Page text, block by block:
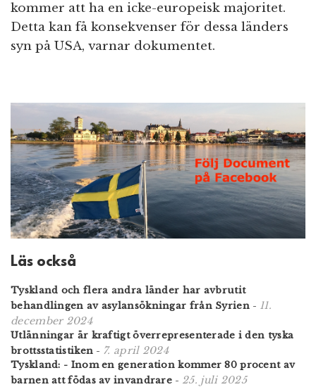
kommer att ha en icke-europeisk majoritet.
Detta kan få konsekvenser för dessa länders
syn på USA, varnar dokumentet.
Läs också
Tyskland och flera andra länder har avbrutit
behandlingen av asylansökningar från Syrien- 11.
december 2024
Utlänningar är kraftigt överrepresenterade i den tyska
brottsstatistiken - 7. april 2024
Tyskland: - Inom en generation kommer 80 procent av
barnen att födas av invandrare - 25. juli 2025